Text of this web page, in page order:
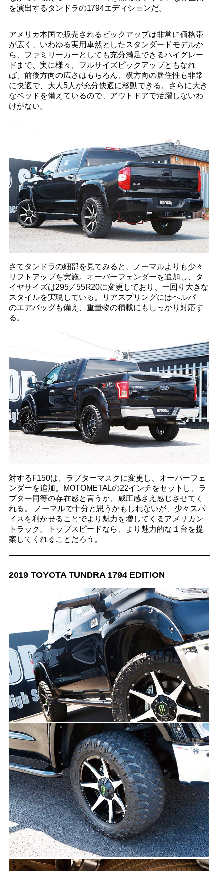
を演出するタンドラの1794エディションだ。
アメリカ本国で販売されるピックアップは非常に価格帯
が広く、いわゆる実用車然としたスタンダードモデルか
ら、ファミリーカーとしても充分満足できるハイグレー
ドまで、実に様々。フルサイズピックアップともなれ
ば、前後方向の広さはもちろん、横方向の居住性も非常
に快適で、大人5人が充分快適に移動できる。さらに大き
なベッドを備えているので、アウトドアで活躍しないわ
けがない。
さてタンドラの細部を見てみると、ノーマルよりも少々
リフトアップを実施。オーバーフェンダーを追加し、タ
イヤサイズは295／55R20に変更しており、一回り大きな
スタイルを実現している。リアスプリングにはヘルパー
のエアバッグも備え、重量物の積載にもしっかり対応す
る。
対するF150は、ラプターマスクに変更し、オーバーフェ
ンダーを追加。MOTOMETALの22インチをセットし、ラ
プター同等の存在感と言うか、威圧感さえ感じさせてく
れる。 ノーマルで十分と思うかもしれないが、少々スパ
イスを利かせることでより魅力を増してくるアメリカン
トラック。トップスピードなら、より魅力的な１台を提
案してくれることだろう。
2019 TOYOTA TUNDRA 1794 EDITION